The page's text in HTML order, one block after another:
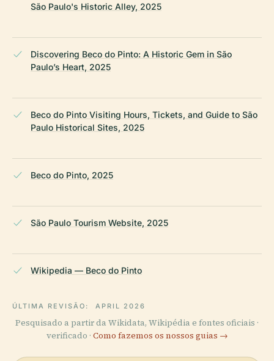
São Paulo's Historic Alley, 2025
Discovering Beco do Pinto: A Historic Gem in São
Paulo’s Heart, 2025
Beco do Pinto Visiting Hours, Tickets, and Guide to São
Paulo Historical Sites, 2025
Beco do Pinto, 2025
São Paulo Tourism Website, 2025
Wikipedia — Beco do Pinto
ÚLTIMA REVISÃO: APRIL 2026
Pesquisado a partir da Wikidata, Wikipédia e fontes oficiais ·
verificado · Como fazemos os nossos guias →